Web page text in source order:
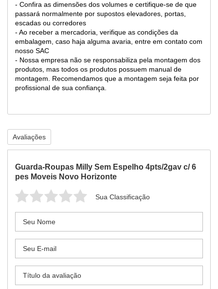
- Confira as dimensões dos volumes e certifique-se de que
passará normalmente por supostos elevadores, portas,
escadas ou corredores
- Ao receber a mercadoria, verifique as condições da
embalagem, caso haja alguma avaria, entre em contato com
nosso SAC
- Nossa empresa não se responsabiliza pela montagem dos
produtos, mas todos os produtos possuem manual de
montagem. Recomendamos que a montagem seja feita por
profissional de sua confiança.
Avaliações
Guarda-Roupas Milly Sem Espelho 4pts/2gav c/ 6
pes Moveis Novo Horizonte
Sua Classificação